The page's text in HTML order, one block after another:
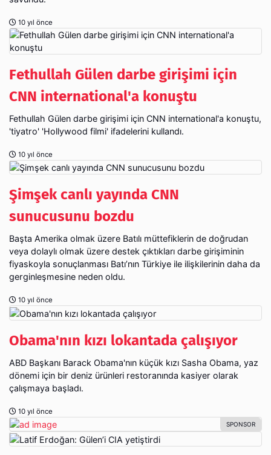
10 yıl önce
Fethullah Gülen darbe girişimi için
CNN international'a konuştu
Fethullah Gülen darbe girişimi için CNN international'a konuştu,
'tiyatro' 'Hollywood filmi' ifadelerini kullandı.
10 yıl önce
Şimşek canlı yayında CNN
sunucusunu bozdu
Başta Amerika olmak üzere Batılı müttefiklerin de doğrudan
veya dolaylı olmak üzere destek çıktıkları darbe girişiminin
fiyaskoyla sonuçlanması Batı’nın Türkiye ile ilişkilerinin daha da
gerginleşmesine neden oldu.
10 yıl önce
Obama'nın kızı lokantada çalışıyor
ABD Başkanı Barack Obama'nın küçük kızı Sasha Obama, yaz
dönemi için bir deniz ürünleri restoranında kasiyer olarak
çalışmaya başladı.
10 yıl önce